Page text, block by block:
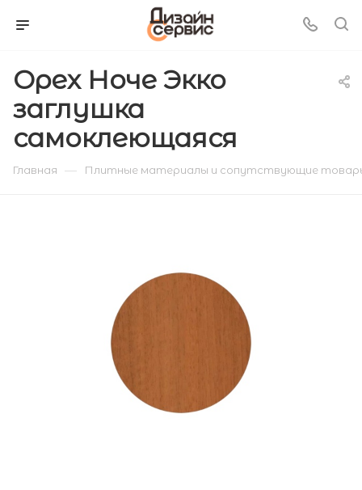
Орех Ноче Экко
заглушка
самоклеющаяся
Главная — Плитные материалы и сопутствующие